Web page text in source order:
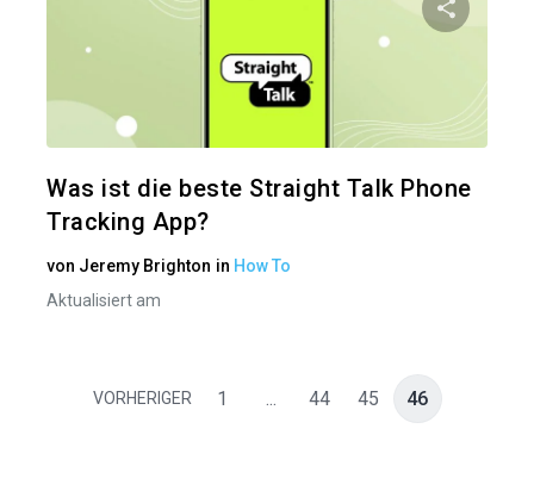
Was ist die beste Straight Talk Phone
Tracking App?
von Jeremy Brighton in How To
Aktualisiert am
VORHERIGER 1 ... 44 45 46